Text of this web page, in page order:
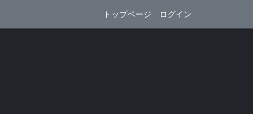
トップページ ログイン